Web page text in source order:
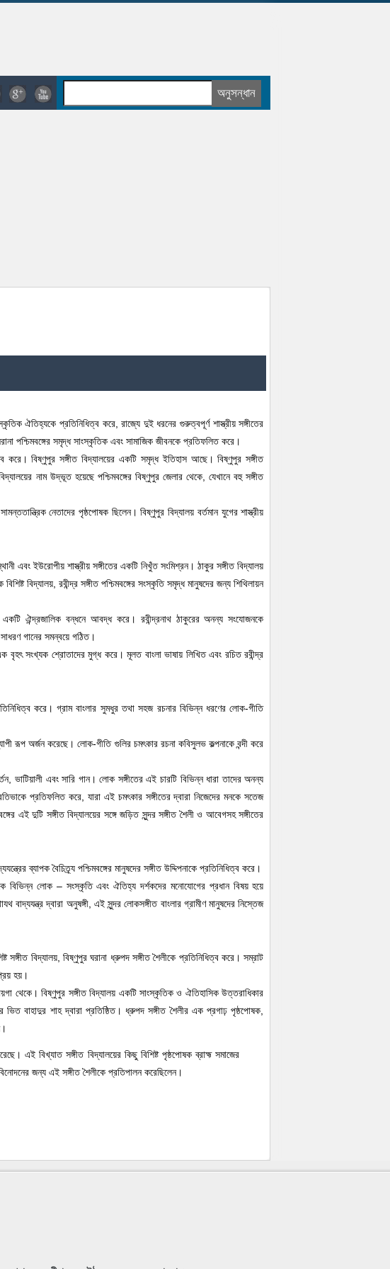
ঐতিহ্যকে প্রতিনিধিত্ব করে, রাজ্যে দুই ধরনের গুরুত্বপূর্ণ শাস্ত্রীয় সঙ্গীতের
পশ্চিমবঙ্গের সমৃদ্ধ সাংস্কৃতিক এবং সামাজিক জীবনকে প্রতিফলিত করে।
করে। বিষ্ণুপুর সঙ্গীত বিদ্যালয়ের একটি সমৃদ্ধ ইতিহাস আছে। বিষ্ণুপুর সঙ্গীত
নাম উদ্ভূত হয়েছে পশ্চিমবঙ্গের বিষ্ণুপুর জেলার থেকে, যেখানে বহু সঙ্গীত
নেতাদের পৃষ্ঠপোষক ছিলেন। বিষ্ণুপুর বিদ্যালয় বর্তমান যুগের শাস্ত্রীয়
এবং ইউরোপীয় শাস্ত্রীয় সঙ্গীতের একটি নিখুঁত সংমিশ্রন। ঠাকুর সঙ্গীত বিদ্যালয়
বিদ্যালয়, রবীন্দ্র সঙ্গীত পশ্চিমবঙ্গের সংস্কৃতি সমৃদ্ধ মানুষদের জন্য শিথিলায়ন
একটি ঐন্দ্রজালিক বন্ধনে আবদ্ধ করে। রবীন্দ্রনাথ ঠাকুরের অনন্য সংযোজনকে
গানের সমন্বয়ে গঠিত।
বৃহৎ সংখ্যক শ্রোতাদের মুগ্ধ করে। মূলত বাংলা ভাষায় লিখিত এবং রচিত রবীন্দ্র
করে। গ্রাম বাংলার সুমধুর তথা সহজ রচনার বিভিন্ন ধরণের লোক-গীতি
রূপ অর্জন করেছে। লোক-গীতি গুলির চমৎকার রচনা কবিসুলভ কল্পনাকে বন্দী করে
এবং সারি গান। লোক সঙ্গীতের এই চারটি বিভিন্ন ধারা তাদের অনন্য
প্রতিফলিত করে, যারা এই চমৎকার সঙ্গীতের দ্বারা নিজেদের মনকে সতেজ
এই দুটি সঙ্গীত বিদ্যালয়ের সঙ্গে জড়িত সুন্দর সঙ্গীত শৈলী ও আবেগসহ সঙ্গীতের
ব্যাপক বৈচিত্র্য পশ্চিমবঙ্গের মানুষদের সঙ্গীত উদ্দিপনাকে প্রতিনিধিত্ব করে।
বিভিন্ন লোক – সংস্কৃতি এবং ঐতিহ্য দর্শকদের মনোযোগের প্রধান বিষয় হয়ে
দ্বারা অনুষঙ্গী, এই সুন্দর লোকসঙ্গীত বাংলার গ্রামীণ মানুষদের নিস্তেজ
বিদ্যালয়, বিষ্ণুপুর ঘরানা ধ্রুপদ সঙ্গীত শৈলীকে প্রতিনিধিত্ব করে। সম্রাট
হয়।
থেকে। বিষ্ণুপুর সঙ্গীত বিদ্যালয় একটি সাংস্কৃতিক ও ঐতিহাসিক উত্তরাধিকার
ভিত বাহাদুর শাহ দ্বারা প্রতিষ্ঠিত। ধ্রুপদ সঙ্গীত শৈলীর এক প্রগাঢ় পৃষ্ঠপোষক,
এই বিখ্যাত সঙ্গীত বিদ্যালয়ের কিছু বিশিষ্ট পৃষ্ঠপোষক ব্রাহ্ম সমাজের
জন্য এই সঙ্গীত শৈলীকে প্রতিপালন করেছিলেন।